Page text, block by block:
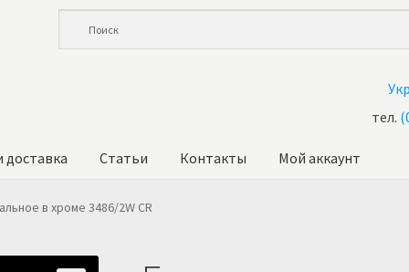
тел.
доставка Статьи Контакты
Мой аккаунт
в хроме 3486/2W CR